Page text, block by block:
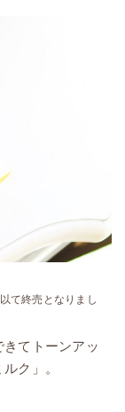
て終売となりまし
てトーンアッ
ク」。